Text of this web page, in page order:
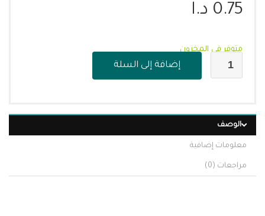
0.75 د.ا
متوفر في المخزون
إضافة إلى السلة
الوصف
معلومات إضافية
مراجعات (0)